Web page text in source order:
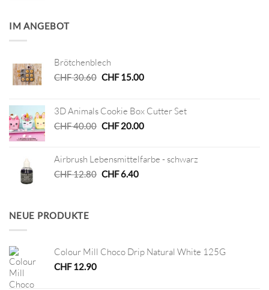
IM ANGEBOT
Brötchenblech
CHF30.60 Ursprünglicher
CHF 30.60
CHF15.00Aktueller
CHF 15.00.
3D Animals Cookie Box Cutter Set
CHF40.00 Ursprünglicher
CHF 40.00
CHF20.00Aktueller
CHF 20.00.
Airbrush Lebensmittelfarbe - schwarz
CHF12.80 Ursprünglicher
CHF6.40Aktueller
NEUE PRODUKTE
Colour Mill Choco Drip Natural White 125G
CHF12.90